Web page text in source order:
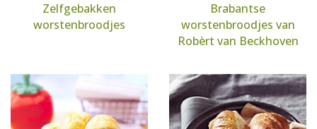
Zelfgebakken
worstenbroodjes
Brabantse
worstenbroodjes van
Robèrt van Beckhoven